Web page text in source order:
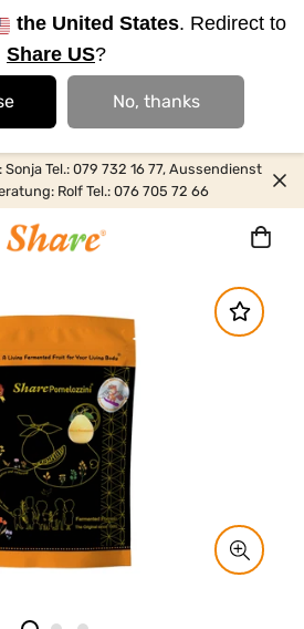
the United States. Redirect to
Share US?
No, thanks
Tel.: 079 732 16 77, Aussendienst
Rolf Tel.: 076 705 72 66